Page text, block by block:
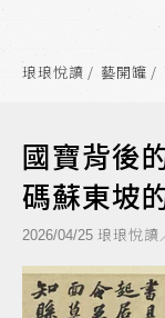
琅琅悅讀 藝開罐
國寶背後
碼蘇東坡
2026/04/25 琅琅悅讀